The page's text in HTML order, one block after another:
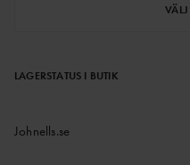
VÄLJ
LAGERSTATUS I BUTIK
Johnells.se